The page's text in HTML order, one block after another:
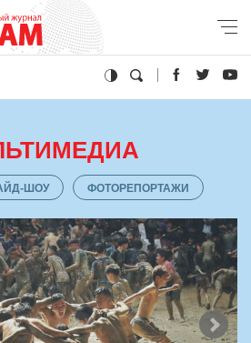
ШОУ ФОТОРЕПОРТАЖИ